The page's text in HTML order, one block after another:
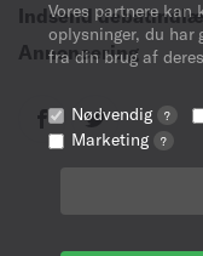
Vores partnere kan
oplysninger, du har
fra din brug af
Nødvendig ?
Marketing ?
Indsend
Annoncering